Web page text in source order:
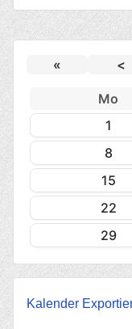
« <
Mo
1
8
15
22
29
Kalender